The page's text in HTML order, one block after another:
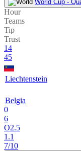
World Cup -
Hour
Teams
Tip
Trust
14
45
Liechtenstein
Belgia
0
6
O2.5
1.1
7/10